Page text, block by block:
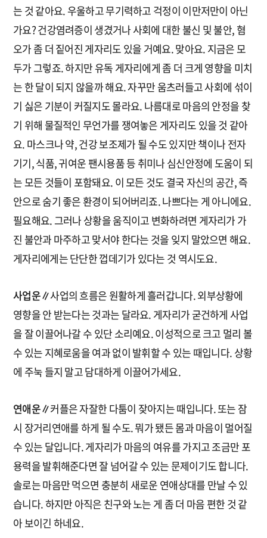
는 것 같아요. 우울하고 무기력하고 걱정이 이만저만이 아닌
가요? 건강염려증이 생겼거나 사회에 대한 불신 및 불안, 혐
오가 좀 더 짙어진 게자리도 있을 거예요. 맞아요. 지금은 모
두가 그렇죠. 하지만 유독 게자리에게 좀 더 크게 영향을 미치
는 한 달이 되지 않을까 해요. 자꾸만 움츠러들고 사회에 섞이
기 싫은 기분이 커질지도 몰라요. 나름대로 마음의 안정을 찾
기 위해 물질적인 무언가를 쟁여놓은 게자리도 있을 것 같아
요. 마스크나 약, 건강 보조제가 될 수도 있지만 책이나 전자
기기, 식품, 귀여운 팬시용품 등 취미나 심신안정에 도움이 되
는 모든 것들이 포함돼요. 이 모든 것도 결국 자신의 공간, 즉
안으로 숨기 좋은 환경이 되어버리죠. 나쁘다는 게 아니에요.
필요해요. 그러나 상황을 움직이고 변화하려면 게자리가 가
진 불안과 마주하고 맞서야 한다는 것을 잊지 말았으면 해요.
게자리에게는 단단한 껍데기가 있다는 것 역시도요.
사업운∥사업의 흐름은 원활하게 흘러갑니다. 외부상황에
영향을 안 받는다는 것과는 달라요. 게자리가 굳건하게 사업
을 잘 이끌어나갈 수 있단 소리예요. 이성적으로 크고 멀리 볼
수 있는 지혜로움을 여과 없이 발휘할 수 있는 때입니다. 상황
에 주눅 들지 말고 담대하게 이끌어가세요.
연애운∥커플은 자잘한 다툼이 잦아지는 때입니다. 또는 잠
시 장거리연애를 하게 될 수도. 뭐가 됐든 몸과 마음이 멀어질
수 있는 달입니다. 게자리가 마음의 여유를 가지고 조금만 포
용력을 발휘해준다면 잘 넘어갈 수 있는 문제이기도 합니다.
솔로는 마음만 먹으면 충분히 새로운 연애상대를 만날 수 있
습니다. 하지만 아직은 친구와 노는 게 좀 더 마음 편한 것 같
아 보이긴 하네요.